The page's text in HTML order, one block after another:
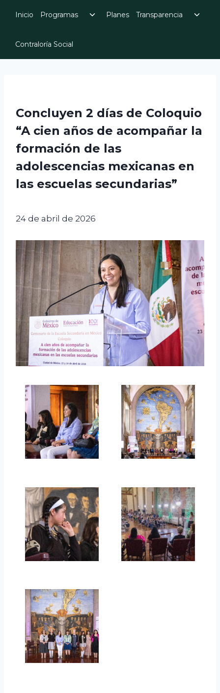
Inicio Programas
Toggle
childPlanes Transparencia
Contraloría Social
Concluyen 2 días de Coloquio
“A cien años de acompañar la
formación de las
adolescencias mexicanas en
las escuelas secundarias”
24 de abril de 2026